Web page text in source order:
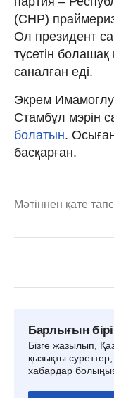
(CHP)
Ол президент
түсетін
саналған еді.
Экрем Имамоглу
Стамбұл мэрін
болатын.
басқарған.
Мәтіннен қате
Барлығын
Бізге жазылып,
қызықты
хабардар